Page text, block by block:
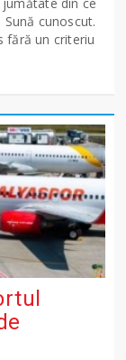
cunoscut.
fără un criteriu